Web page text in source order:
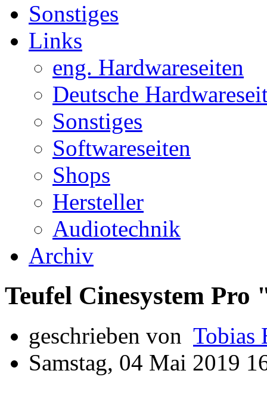
Sonstiges
Links
eng. Hardwareseiten
Deutsche
Sonstiges
Softwareseiten
Shops
Hersteller
Audiotechnik
Archiv
Teufel Cinesystem Pro
geschrieben von Tobias
Samstag, 04 Mai 2019